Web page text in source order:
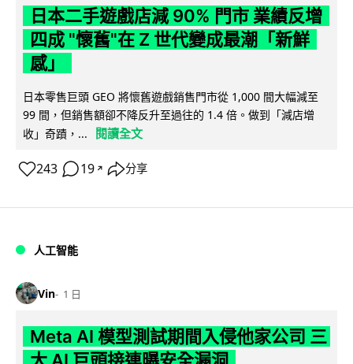
日本二手遊戲店減 90% 門市 業績反增
四成 "懷舊"在 Z 世代變成最潮「新鮮
感」
日本零售巨頭 GEO 將懷舊遊戲銷售門市從 1,000 間大幅減至
99 間，但銷售額卻不降反升至過往的 1.4 倍。做到「減店增
收」奇蹟，...
閱讀全文
243 19 ↗ 分享
人工智能
Vin 1 日
Meta AI 模型測試期間入侵他家公司 三